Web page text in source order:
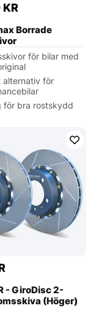
Borrade
för bilar med
alternativ för
för bra rostskydd
- GiroDisc 2-
(Höger)